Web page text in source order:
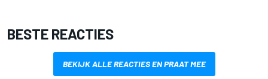
BESTE REACTIES
BEKIJK ALLE REACTIES EN PRAAT MEE